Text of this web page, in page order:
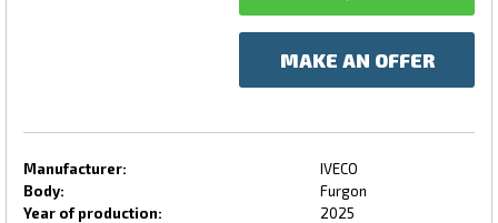
MAKE AN OFFER
Manufacturer:
IVECO
Body:
Furgon
Year of production:
2025